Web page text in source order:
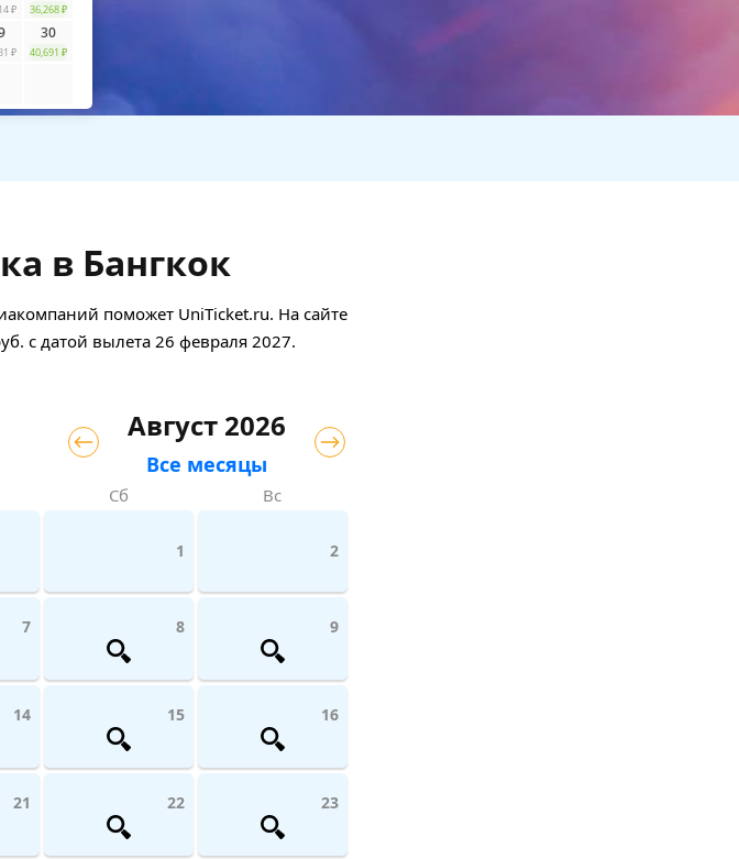
₽ 36,268 ₽
₽
30
40,691 ₽
в Бангкок
поможет UniTicket.ru. На сайте
с датой вылета 26 февраля 2027.
Август 2026
Все месяцы
Сб Вс
1 2
7 8 9
14 15 16
21 22 23